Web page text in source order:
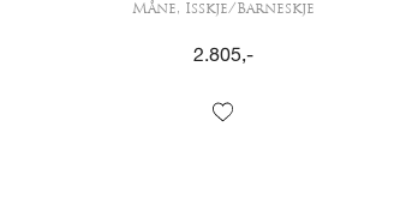
Måne, Isskje/Barneskje
2.805,-